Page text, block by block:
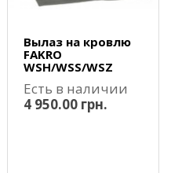
Вылаз на кровлю
FAKRO
WSH/WSS/WSZ
Есть в наличии
4 950.00 грн.